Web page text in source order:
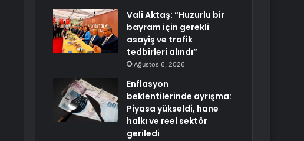
Vali Aktaş: “Huzurlu bir
bayram için gerekli
asayiş ve trafik
tedbirleri alındı”
Ağustos 6, 2026
Enflasyon
beklentilerinde ayrışma:
Piyasa yükseldi, hane
halkı ve reel sektör
geriledi